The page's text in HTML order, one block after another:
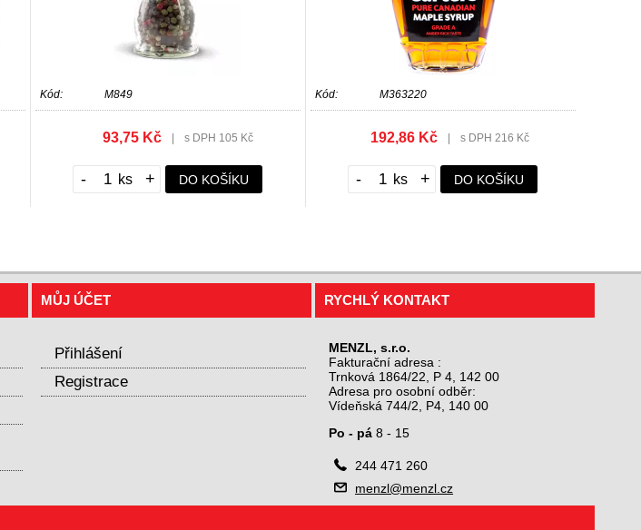
Kód: M849
93,75 Kč s DPH 105 Kč
- + DO KOŠÍKU
Kód: M363220
192,86 Kč s DPH 216 Kč
- + DO KOŠÍKU
MŮJ ÚČET
Přihlášení
Registrace
RYCHLÝ KONTAKT
MENZL, s.r.o.
Fakturační adresa :
Trnková 1864/22, P 4, 142 00
Adresa pro osobní odběr:
Vídeňská 744/2, P4, 140 00
Po - pá 8 - 15
 244 471 260
 menzl@menzl.cz